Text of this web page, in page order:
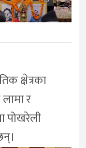
क्षेत्रका
र
पोखरेली